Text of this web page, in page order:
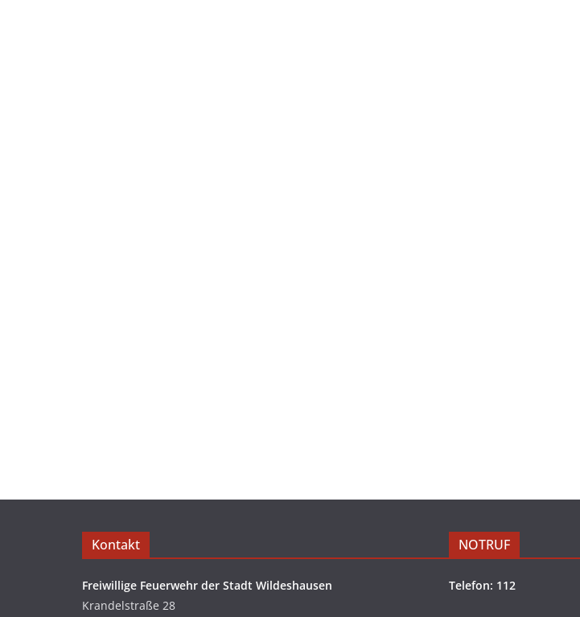
Kontakt
Freiwillige Feuerwehr der Stadt Wildeshausen
Krandelstraße 28
NOTRUF
Telefon: 112